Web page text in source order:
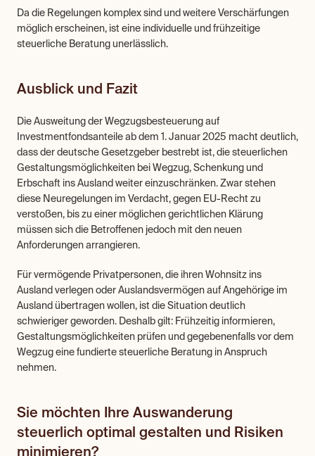
Da die Regelungen komplex sind und weitere Verschärfungen
möglich erscheinen, ist eine individuelle und frühzeitige
steuerliche Beratung unerlässlich.
Ausblick und Fazit
Die Ausweitung der Wegzugsbesteuerung auf
Investmentfondsanteile ab dem 1. Januar 2025 macht deutlich,
dass der deutsche Gesetzgeber bestrebt ist, die steuerlichen
Gestaltungsmöglichkeiten bei Wegzug, Schenkung und
Erbschaft ins Ausland weiter einzuschränken. Zwar stehen
diese Neuregelungen im Verdacht, gegen EU-Recht zu
verstoßen, bis zu einer möglichen gerichtlichen Klärung
müssen sich die Betroffenen jedoch mit den neuen
Anforderungen arrangieren.
Für vermögende Privatpersonen, die ihren Wohnsitz ins
Ausland verlegen oder Auslandsvermögen auf Angehörige im
Ausland übertragen wollen, ist die Situation deutlich
schwieriger geworden. Deshalb gilt: Frühzeitig informieren,
Gestaltungsmöglichkeiten prüfen und gegebenenfalls vor dem
Wegzug eine fundierte steuerliche Beratung in Anspruch
nehmen.
Sie möchten Ihre Auswanderung
steuerlich optimal gestalten und Risiken
minimieren?